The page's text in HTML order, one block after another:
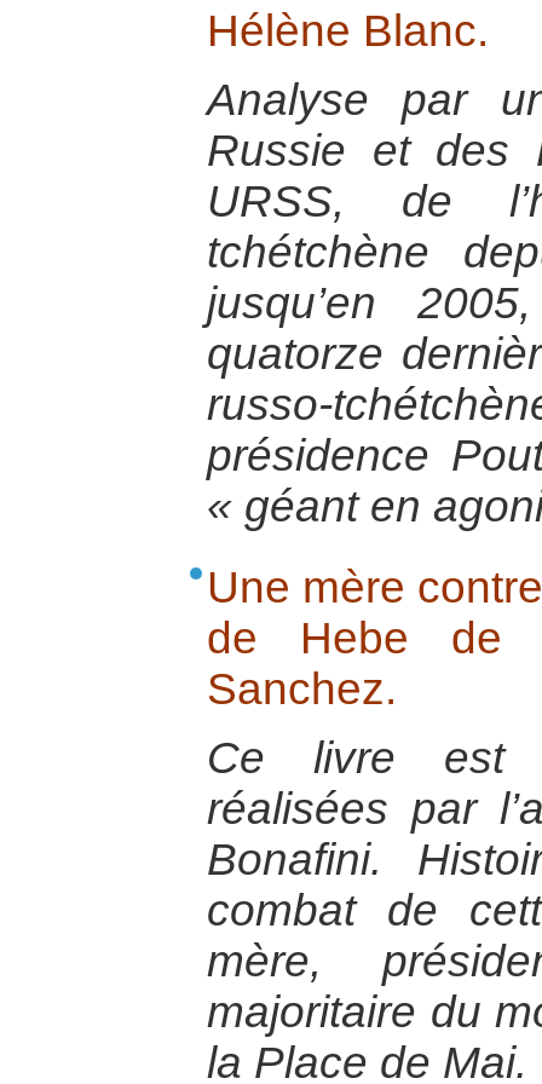
Hélène Blanc.
Analyse par
Russie et des
URSS, de
tchétchène
jusqu’en
quatorze
russo-
présidence
« géant en
Une mère
de Hebe de
Sanchez.
Ce livre est
réalisées par
Bonafini.
combat de
mère,
majoritaire du
la Place de Mai.